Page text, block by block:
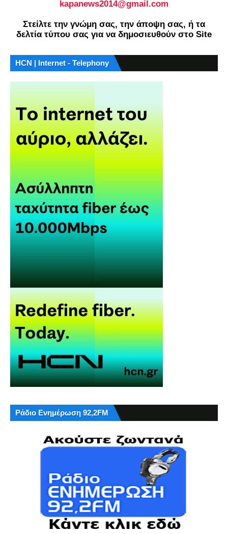
kapanews2014@gmail.com
Στείλτε την γνώμη σας, την άποψη σας, ή τα
δελτία τύπου σας για να δημοσιευθούν στο Site
HCN | Internet - Telephony
Ράδιο Ενημέρωση 92,2FM